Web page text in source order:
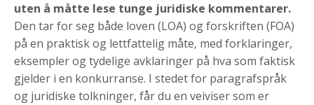
uten å måtte lese tunge juridiske kommentarer.
Den tar for seg både loven (LOA) og forskriften (FOA)
på en praktisk og lettfattelig måte, med forklaringer,
eksempler og tydelige avklaringer på hva som faktisk
gjelder i en konkurranse. I stedet for paragrafspråk
og juridiske tolkninger, får du en veiviser som er